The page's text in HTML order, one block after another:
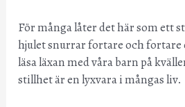
För många låter det här som ett
hjulet snurrar fortare och
läsa läxan med våra barn på
stillhet är en lyxvara i mångas liv.